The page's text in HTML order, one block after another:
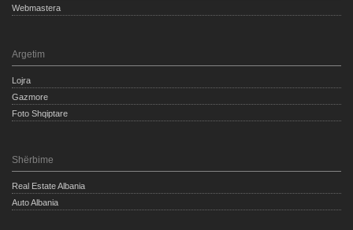
Webmastera
Argetim
Lojra
Gazmore
Foto Shqiptare
Shërbime
Real Estate Albania
Auto Albania